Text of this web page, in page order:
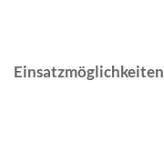
Einsatzmöglichkeiten